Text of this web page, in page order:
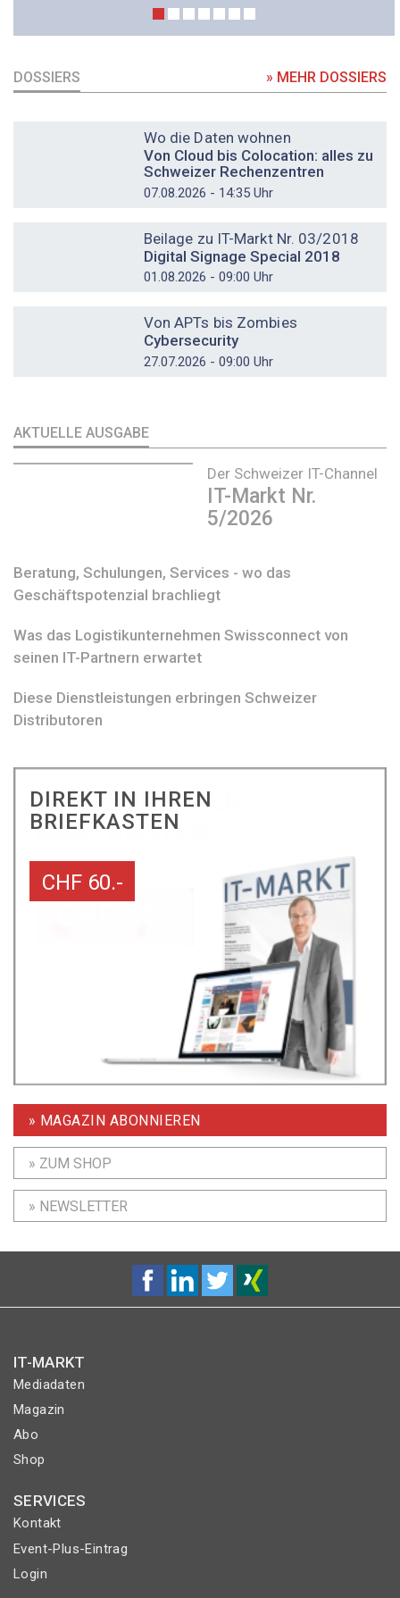
DOSSIERS » MEHR DOSSIERS
Wo die Daten wohnen
Von Cloud bis Colocation: alles zu
Schweizer Rechenzentren
07.08.2026 - 14:35 Uhr
Beilage zu IT-Markt Nr. 03/2018
Digital Signage Special 2018
01.08.2026 - 09:00 Uhr
Von APTs bis Zombies
Cybersecurity
27.07.2026 - 09:00 Uhr
AKTUELLE AUSGABE
Der Schweizer IT-Channel
IT-Markt Nr.
5/2026
Beratung, Schulungen, Services - wo das
Geschäftspotenzial brachliegt
Was das Logistikunternehmen Swissconnect von
seinen IT-Partnern erwartet
Diese Dienstleistungen erbringen Schweizer
Distributoren
DIREKT IN IHREN
BRIEFKASTEN
CHF 60.-
» MAGAZIN ABONNIEREN
» ZUM SHOP
» NEWSLETTER
IT-MARKT
Mediadaten
Magazin
Abo
Shop
SERVICES
Kontakt
Event-Plus-Eintrag
Login